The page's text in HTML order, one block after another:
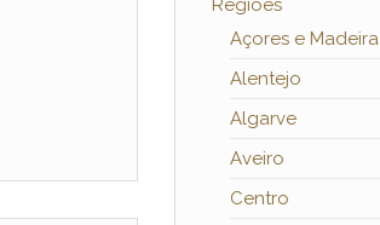
Regiões
Açores e Madeira
Alentejo
Algarve
Aveiro
Centro